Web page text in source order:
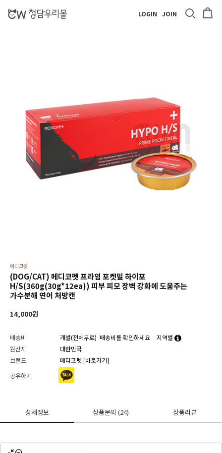
LOGIN JOIN
메디코펫
(DOG/CAT) 메디코펫 프라임 포켓밀 하이포
H/S(360g(30g*12ea)) 피부 피모 장벽 강화에 도움주는
가수분해 연어 처방캔
14,000원
배송비 개별(전체무료) 배송비를 확인하세요
지역별
원산지
대한민국
브랜드
메디코펫 [바로가기]
공유하기
상세정보 상품문의(24) 상품리뷰